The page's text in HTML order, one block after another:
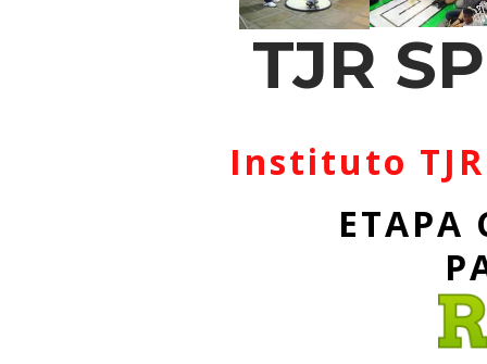
TJR
Instituto
ETAPA